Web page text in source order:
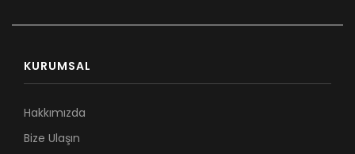
KURUMSAL
Hakkımızda
Bize Ulaşın